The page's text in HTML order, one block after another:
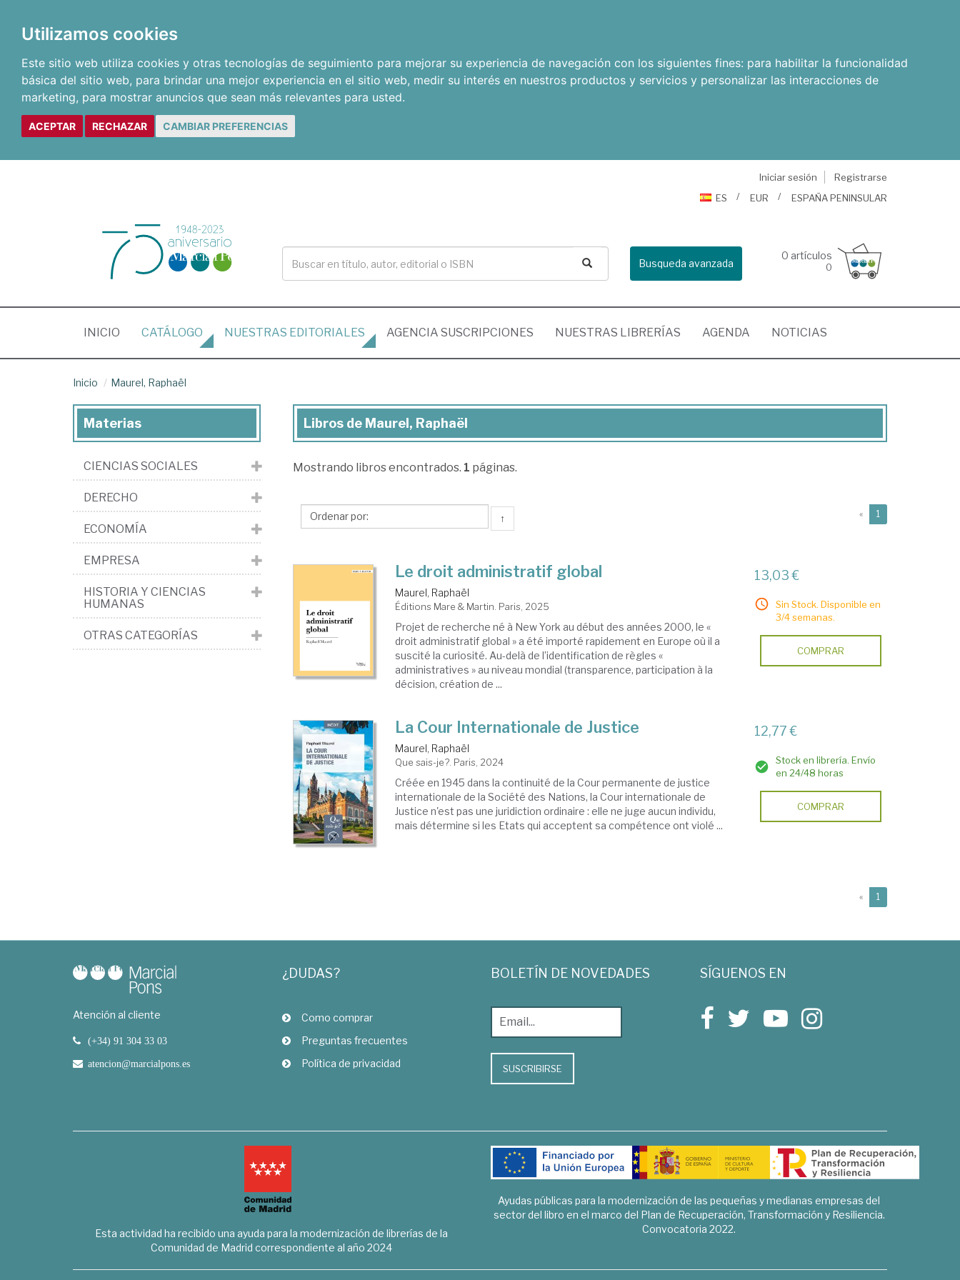
Utilizamos cookies
Este sitio web utiliza cookies y otras tecnologías de seguimiento para mejorar su experiencia de navegación con los siguientes fines: para habilitar la funcionalidad
básica del sitio web, para brindar una mejor experiencia en el sitio web, medir su interés en nuestros productos y servicios y personalizar las interacciones de
marketing, para mostrar anuncios que sean más relevantes para usted.
ACEPTAR RECHAZAR CAMBIAR PREFERENCIAS
Iniciar sesión
Registrarse
ES
EUR ESPAÑA PENINSULAR
Busqueda avanzada
0 artículos
0
INICIO (CURRENT)
CATÁLOGO NUESTRAS EDITORIALES AGENCIA SUSCRIPCIONES NUESTRAS LIBRERÍAS AGENDA NOTICIAS
Inicio Maurel, Raphaël
Libros
Maurel,
Libros de Maurel, Raphaël
Mostrando libros encontrados. 1 páginas.
↑ « 1
Le droit administratif global
Maurel, Raphaël
Éditions Mare & Martin. Paris, 2025
Projet de recherche né à New York au début des années 2000, le «
droit administratif global » a été importé rapidement en Europe où il a
suscité la curiosité. Au-delà de l’identification de règles «
administratives » au niveau mondial (transparence, participation à la
décision, création de ...
13,03 €
Sin Stock. Disponible en
3/4 semanas.
COMPRAR
La Cour Internationale de Justice
Maurel, Raphaël
Que sais-je?. Paris, 2024
Créée en 1945 dans la continuité de la Cour permanente de justice
internationale de la Société des Nations, la Cour internationale de
Justice n'est pas une juridiction ordinaire : elle ne juge aucun individu,
mais détermine si les Etats qui acceptent sa compétence ont violé ...
12,77 €
Stock en librería. Envío
en 24/48 horas
COMPRAR
« 1
Materias
CIENCIAS SOCIALES
DERECHO
ECONOMÍA
EMPRESA
HISTORIA Y CIENCIAS
HUMANAS
OTRAS CATEGORÍAS
Atención al cliente
(+34) 91 304 33 03
atencion@marcialpons.es
¿DUDAS?
Como comprar
Preguntas frecuentes
Política de privacidad
BOLETÍN DE NOVEDADES
SUSCRIBIRSE
SÍGUENOS EN
Esta actividad ha recibido una ayuda para la modernización de librerías de la
Comunidad de Madrid correspondiente al año 2024
Ayudas públicas para la modernización de las pequeñas y medianas empresas del
sector del libro en el marco del Plan de Recuperación, Transformación y Resiliencia.
Convocatoria 2022.